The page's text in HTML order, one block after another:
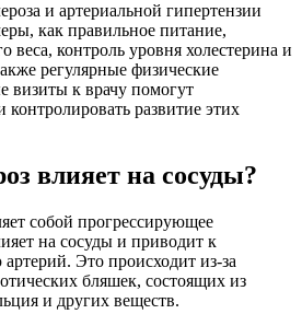
и артериальной гипертензии
как правильное питание,
веса, контроль уровня холестерина и
регулярные физические
визиты к врачу помогут
развитие этих
влияет на сосуды?
собой прогрессирующее
на сосуды и приводит к
Это происходит из-за
бляшек, состоящих из
и других веществ.